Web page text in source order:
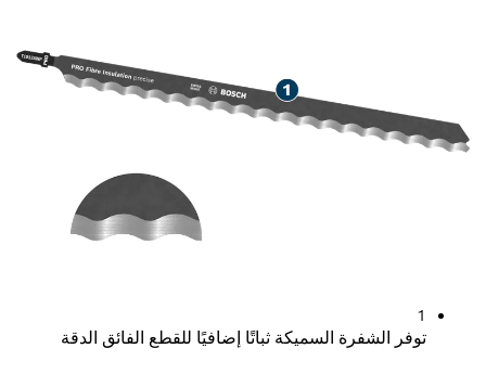
1
توفر الشفرة السميكة ثباتًا إضافيًا للقطع الفائق الدقة